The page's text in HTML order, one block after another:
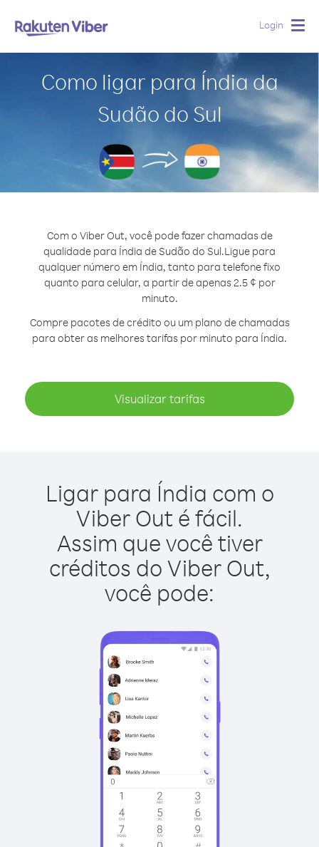
Login
Como ligar para Índia da
Sudão do Sul
Com o Viber Out, você pode fazer chamadas de
qualidade para Índia de Sudão do Sul.Ligue para
qualquer número em Índia, tanto para telefone fixo
quanto para celular, a partir de apenas 2.5 ¢ por
minuto.
Compre pacotes de crédito ou um plano de chamadas
para obter as melhores tarifas por minuto para Índia.
Visualizar tarifas
Ligar para Índia com o
Viber Out é fácil.
Assim que você tiver
créditos do Viber Out,
você pode: